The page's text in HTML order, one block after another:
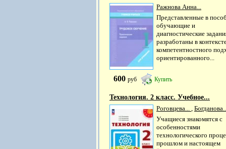
Ражнова Анна...
Представленные в
обучающие и
диагностические
разработаны в
компетентностного
ориентированного...
600 руб Купить
Технология. 2 класс. Учебное...
Роговцева... ,
Учащиеся знакомятся с
особенностями
технологического
прошлом и настоящем